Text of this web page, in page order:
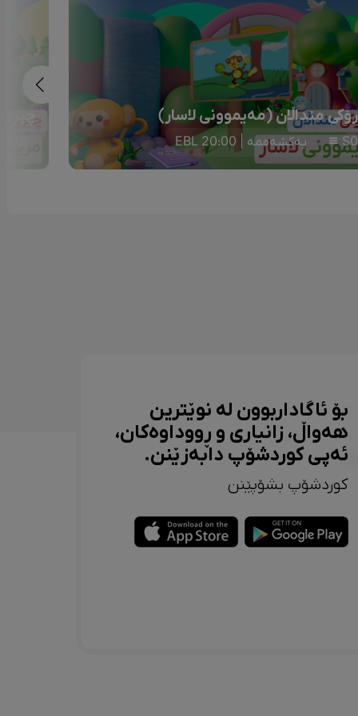
منداڵان (مەیموونی لاسار)
یەکشەممە | 20:00 EBL
بۆ ئاگاداربوون لە نوێترین
هەواڵ، زانیاری و ڕووداوەکان،
ئەپی کوردشۆپ دابەزێنن.
کوردشۆپ بشۆپێنن